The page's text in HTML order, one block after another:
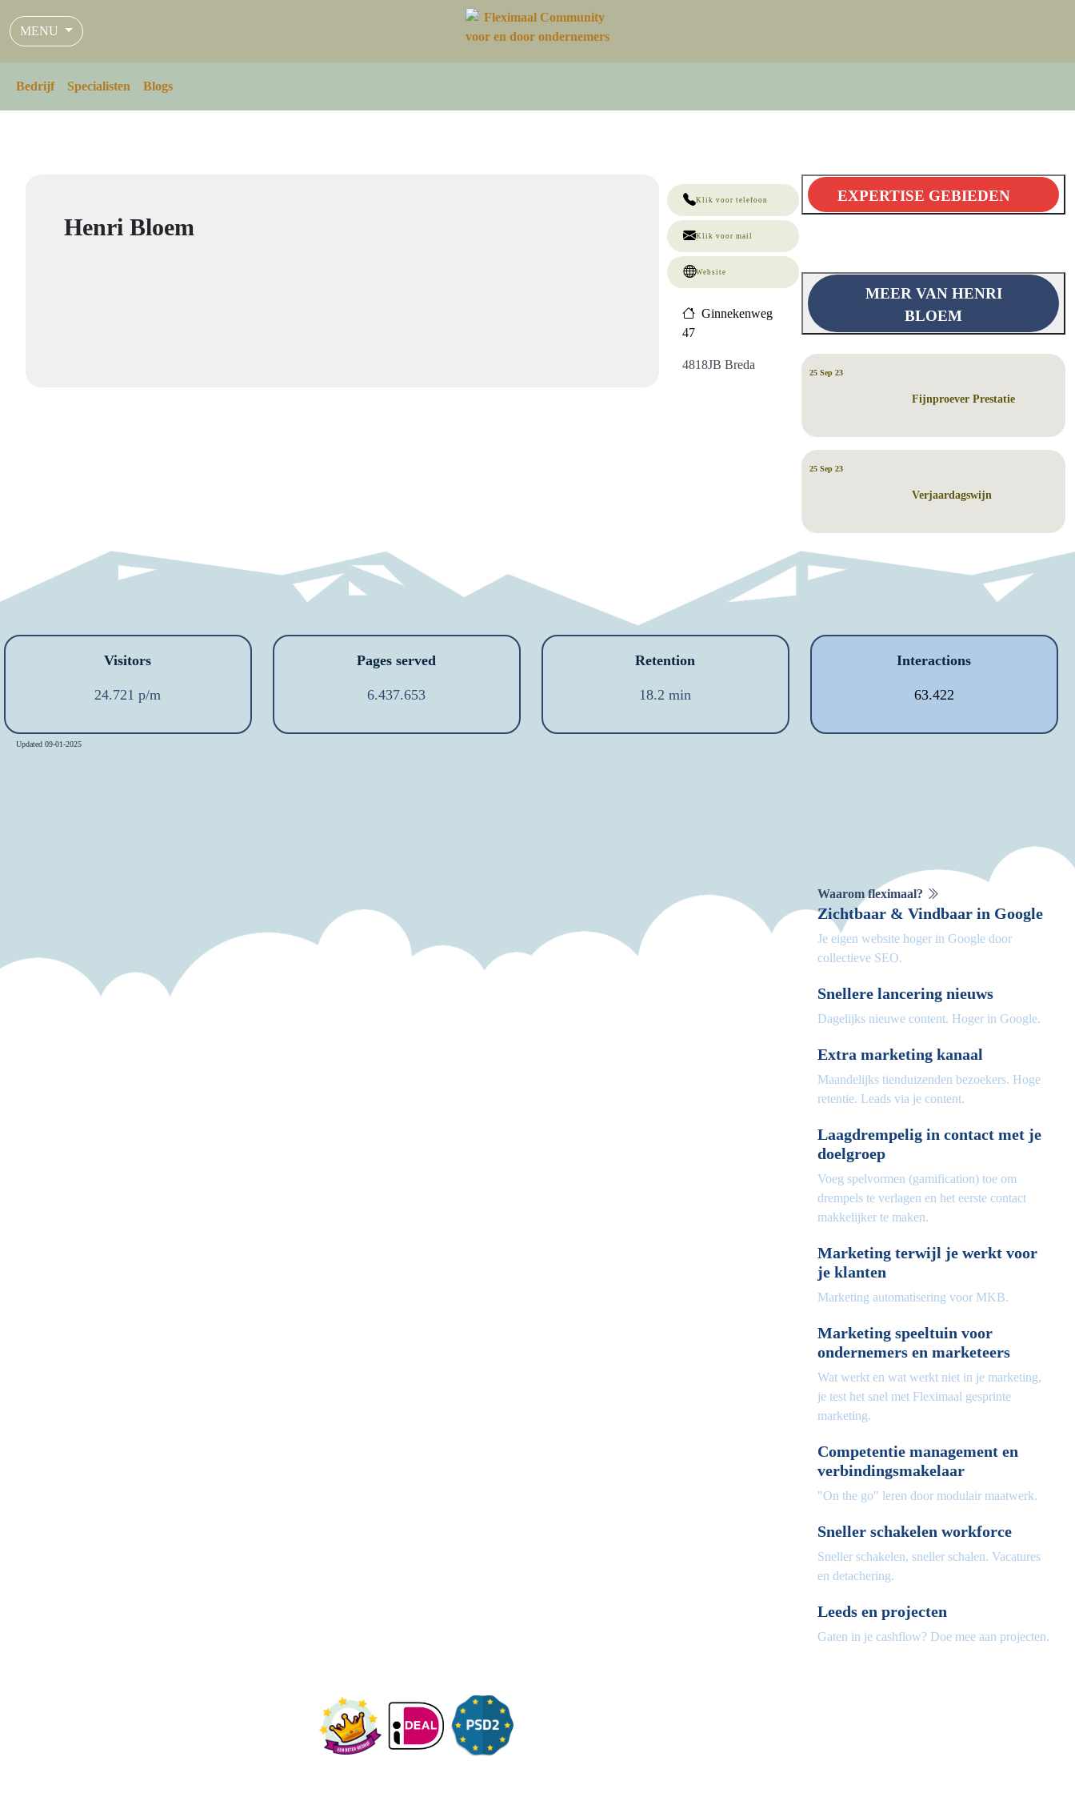
MENU
Bedrijf Specialisten Blogs
Henri Bloem
Klik voor telefoon
Klik voor mail
Website
Ginnekenweg
47
4818JB Breda
EXPERTISE GEBIEDEN
MEER VAN HENRI
BLOEM
25 Sep 23
Fijnproever Prestatie
25 Sep 23
Verjaardagswijn
Visitors
24.721 p/m
Pages served
6.437.653
Retention
18.2 min
Interactions
63.422
Updated 09-01-2025
Waarom fleximaal?
Zichtbaar & Vindbaar in Google
Je eigen website hoger in Google door
collectieve SEO.
Snellere lancering nieuws
Dagelijks nieuwe content. Hoger in Google.
Extra marketing kanaal
Maandelijks tienduizenden bezoekers. Hoge
retentie. Leads via je content.
Laagdrempelig in contact met je
doelgroep
Voeg spelvormen (gamification) toe om
drempels te verlagen en het eerste contact
makkelijker te maken.
Marketing terwijl je werkt voor
je klanten
Marketing automatisering voor MKB.
Marketing speeltuin voor
ondernemers en marketeers
Wat werkt en wat werkt niet in je marketing,
je test het snel met Fleximaal gesprinte
marketing.
Competentie management en
verbindingsmakelaar
"On the go" leren door modulair maatwerk.
Sneller schakelen workforce
Sneller schakelen, sneller schalen. Vacatures
en detachering.
Leeds en projecten
Gaten in je cashflow? Doe mee aan projecten.